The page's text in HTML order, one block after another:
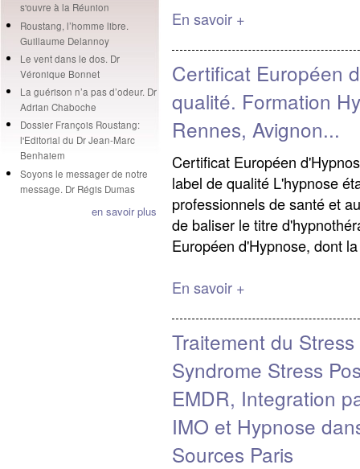
s'ouvre à la Réunion
Roustang, l’homme libre.
Guillaume Delannoy
Le vent dans le dos. Dr
Véronique Bonnet
La guérison n’a pas d’odeur. Dr
Adrian Chaboche
Dossier François Roustang:
l'Editorial du Dr Jean-Marc
Benhaiem
Soyons le messager de notre
message. Dr Régis Dumas
en savoir plus
En savoir +
Certificat Européen
qualité. Formation
Rennes, Avignon...
Certificat Européen
label de qualité L'hypnose
professionnels de santé et
de baliser le titre
Européen d'Hypnose, dont
En savoir +
Traitement du
Syndrome Stress
EMDR, Integration
IMO et Hypnose
Sources Paris